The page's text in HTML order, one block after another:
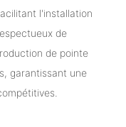
l'installation
de
de pointe
garantissant une